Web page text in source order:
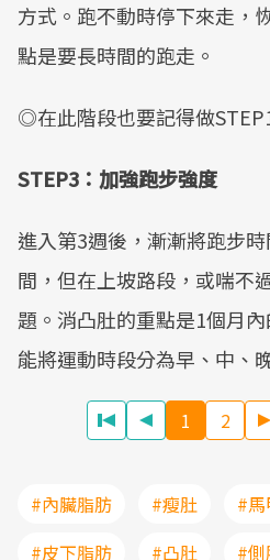
方式。跑不動時停下來走，
點是要長時間的跑走。
◎在此階段也要記得做
STEP3 ：加強跑步強度
進入第3週後，漸漸將跑步
間，但在上坡路段，或喘不
題。消凸肚的重點是1個月
能將運動時段分為早、中、
1 2
#內臟脂肪 #瘦肚 #馬
#皮下脂肪
#凸肚 #側